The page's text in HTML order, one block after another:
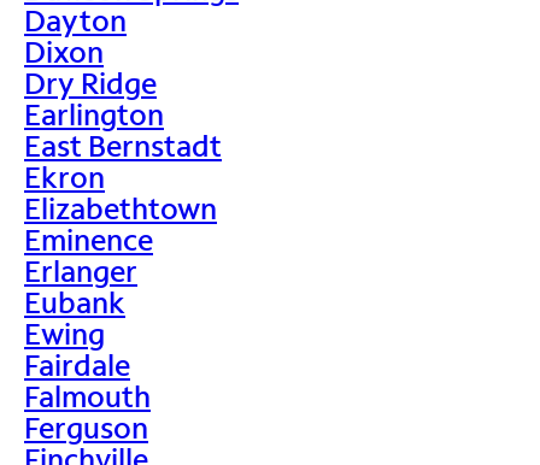
Dayton
Dixon
Dry Ridge
Earlington
East Bernstadt
Ekron
Elizabethtown
Eminence
Erlanger
Eubank
Ewing
Fairdale
Falmouth
Ferguson